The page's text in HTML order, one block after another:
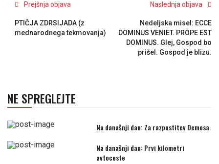
Prejšnja objava
PTIČJA ZDRSIJADA (z
mednarodnega tekmovanja)
Naslednja objava
Nedeljska misel: ECCE
DOMINUS VENIET. PROPE EST
DOMINUS. Glej, Gospod bo
prišel. Gospod je blizu.
NE SPREGLEJTE
Na današnji dan: Za razpustitev Demosa
Na današnji dan: Prvi kilometri
avtoceste